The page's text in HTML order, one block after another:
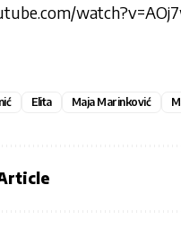
Elita Maja Marinković